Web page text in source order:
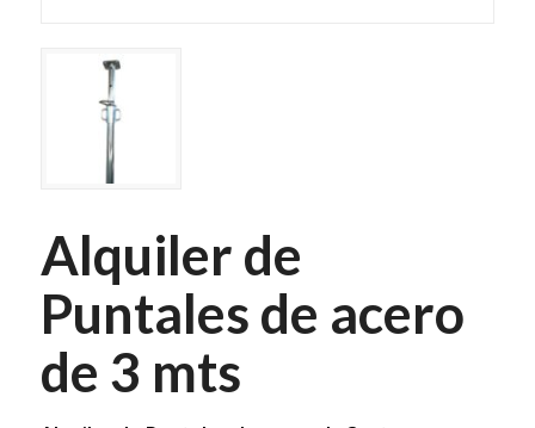
Alquiler de
Puntales de acero
de 3 mts